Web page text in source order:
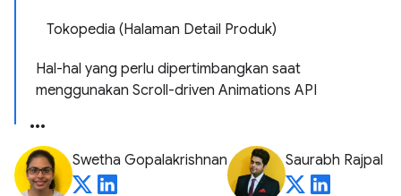
Tokopedia (Halaman Detail Produk)
Hal-hal yang perlu dipertimbangkan saat
menggunakan Scroll-driven Animations API
Swetha Gopalakrishnan Saurabh Rajpal